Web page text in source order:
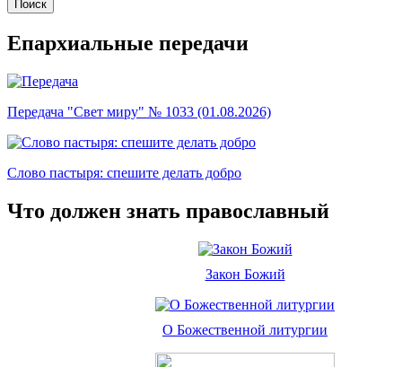
Епархиальные передачи
Передача "Свет миру" № 1033 (01.08.2026)
Слово пастыря: спешите делать добро
Что должен знать православный
Закон Божий
О Божественной литургии